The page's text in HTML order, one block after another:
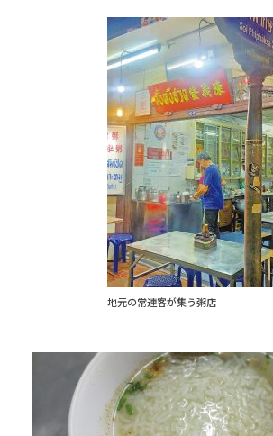
地元の常連客が集う粥店